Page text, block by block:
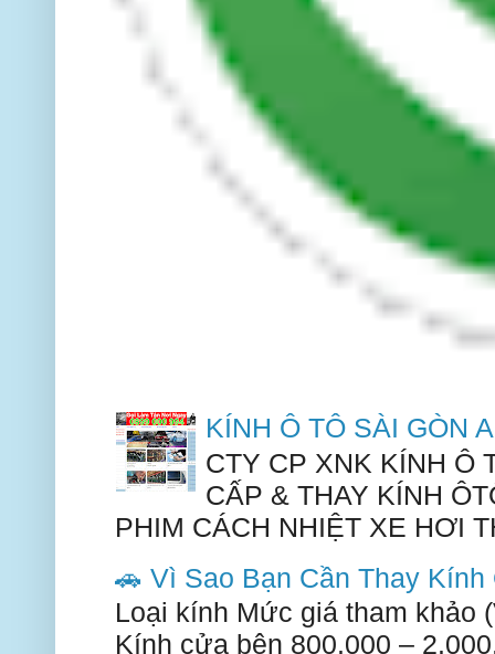
KÍNH Ô TÔ SÀI GÒN
CTY CP XNK KÍNH Ô
CẤP & THAY KÍNH
PHIM CÁCH NHIỆT XE HƠI
🚗 Vì Sao Bạn Cần Thay
Loại kính Mức giá tham khảo
Kính cửa bên 800.000 –